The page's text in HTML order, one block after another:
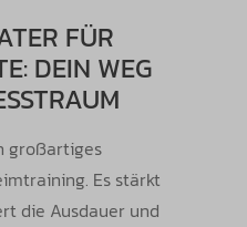
FÜR
DEIN WEG
großartiges
Es stärkt
die Ausdauer und